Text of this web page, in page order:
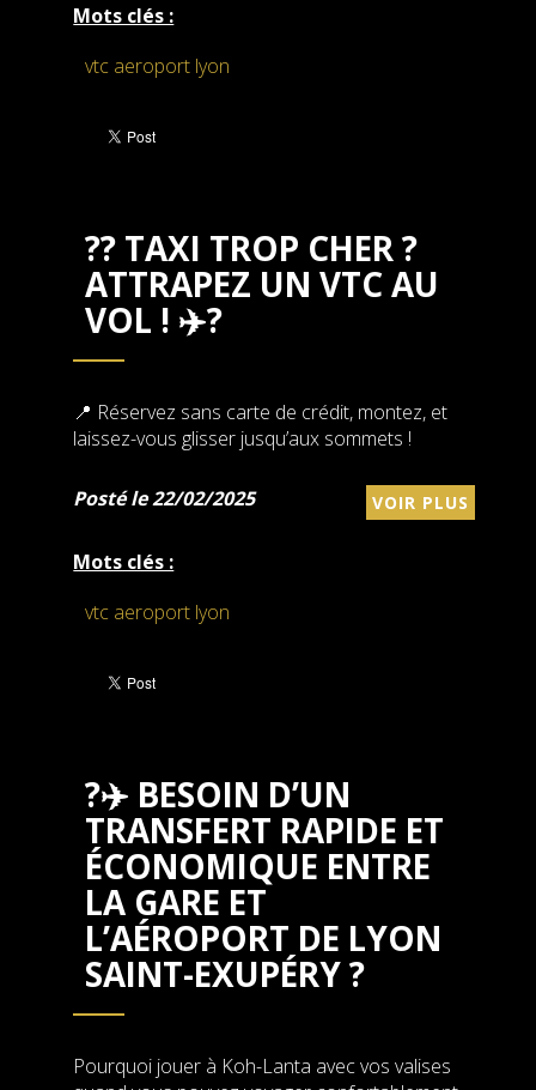
Mots clés :
vtc aeroport lyon
?? TAXI TROP CHER ?
ATTRAPEZ UN VTC AU
VOL ! ✈️?
📍 Réservez sans carte de crédit, montez, et
laissez-vous glisser jusqu’aux sommets !
Posté le 22/02/2025 VOIR PLUS
Mots clés :
vtc aeroport lyon
?✈️ BESOIN D’UN
TRANSFERT RAPIDE ET
ÉCONOMIQUE ENTRE
LA GARE ET
L’AÉROPORT DE LYON
SAINT-EXUPÉRY ?
Pourquoi jouer à Koh-Lanta avec vos valises